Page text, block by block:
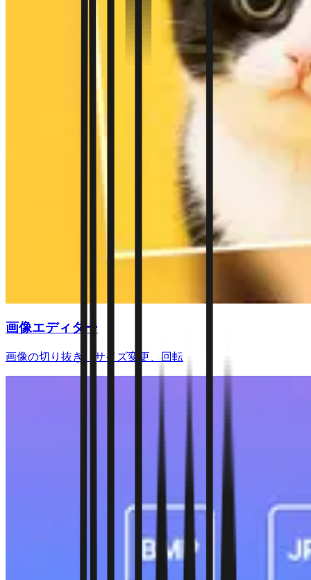
画像エディター
画像の切り抜き、サイズ変更、回転